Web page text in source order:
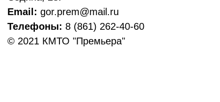
Email: gor.prem@mail.ru
Телефоны: 8 (861) 262-40-60
© 2021 КМТО "Премьера"